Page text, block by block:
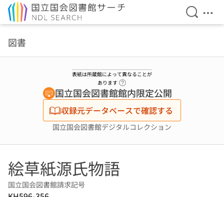
検索を
メ
図書
表紙は所蔵館によって異なることが
あります
国立国会図書館館内限定公開
収録元データベースで確認する
国立国会図書館デジタルコレクション
絵草紙源氏物語
国立国会図書館請求記号